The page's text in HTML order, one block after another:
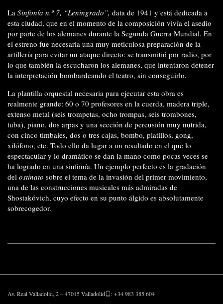
La Sinfonía n.º 7, “Leningrado”, data de 1941 y está dedicada a
esta ciudad, que en el momento de la composición vivía el asedio
por parte de los alemanes durante la Segunda Guerra Mundial. En
el estreno fue necesaria una muy meticulosa preparación de la
artillería para evitar un ataque directo: se transmitió por radio, por
lo que también la escucharon los alemanes, que intentaron detener
la interpretación bombardeando el teatro, sin conseguirlo.
La plantilla orquestal necesaria para ejecutar esta obra es
realmente grande: 60 o 70 profesores en la cuerda, madera triple,
extenso metal (seis trompetas, ocho trompas, seis trombones,
tuba), piano, dos arpas y una sección de percusión muy nutrida,
con cinco timbales, dos o tres cajas, bombo, platillos, gong,
xilófono, etc. Todo ello da lugar a un resultado en el que lo
espectacular y lo dramático se dan la mano como pocas veces se
ha logrado en una sinfonía. Un ejemplo perfecto es la gradación
del ostinato sobre el tema de la invasión del primer movimiento,
una de las construcciones musicales más admiradas de
Shostakóvich, cuyo efecto en su punto álgido es absolutamente
sobrecogedor.
Av. Real Valladolid, 2 – 47015 Valladolid
: +34 983 385 604